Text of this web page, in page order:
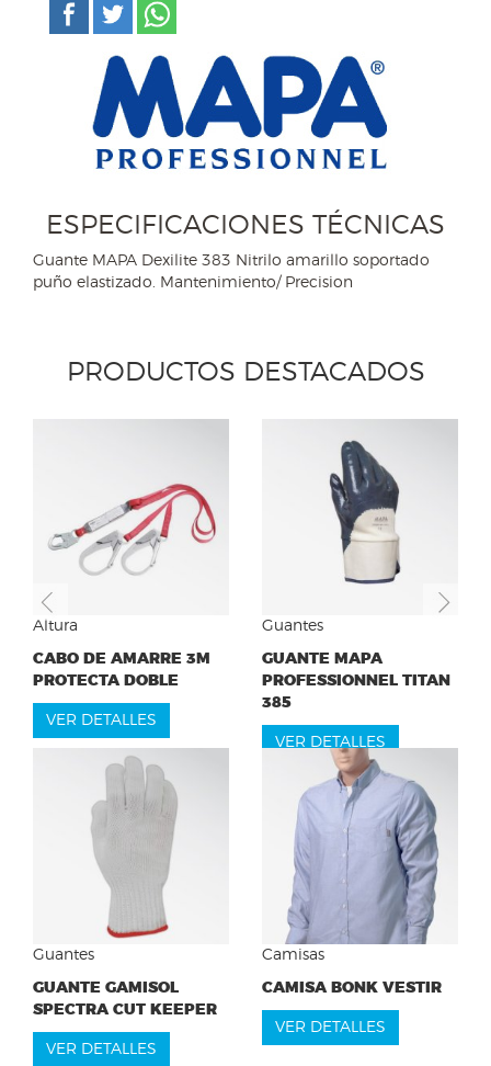
ESPECIFICACIONES TÉCNICAS
Guante MAPA Dexilite 383 Nitrilo amarillo soportado
puño elastizado. Mantenimiento/ Precision
PRODUCTOS DESTACADOS
Altura
CABO DE AMARRE 3M
PROTECTA DOBLE
VER DETALLES
Guantes
GUANTE MAPA
PROFESSIONNEL TITAN
385
VER DETALLES
Guantes
GUANTE GAMISOL
SPECTRA CUT KEEPER
VER DETALLES
Camisas
CAMISA BONK VESTIR
VER DETALLES